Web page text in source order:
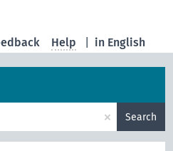
in English
Help
× Search